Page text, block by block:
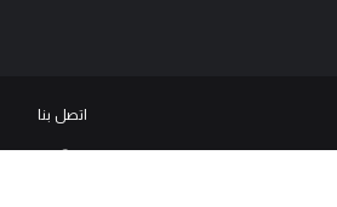
اتصل بنا